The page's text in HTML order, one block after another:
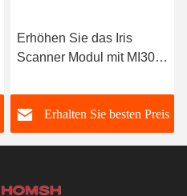
Erhöhen Sie das Iris
Scanner Modul mit MI30-
Erhalten Sie besten Preis